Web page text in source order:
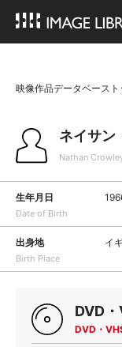
映像作品データベースト
ネイサン
Nathan
生年月日
Date of Birth
出身地
Birth Place
イ
DVD
DVD・